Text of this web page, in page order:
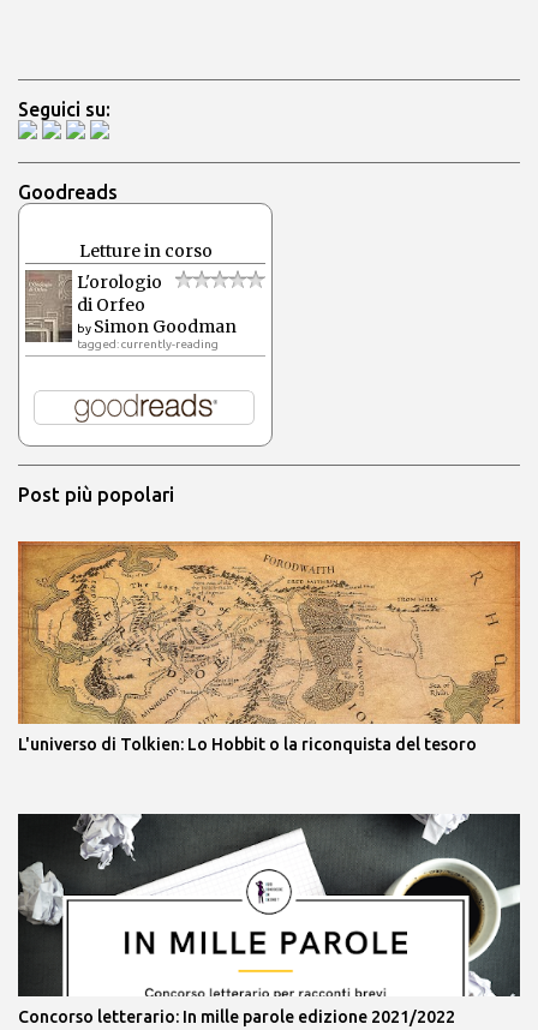
Seguici su:
Goodreads
Letture in corso
L'orologio
di Orfeo
by Simon Goodman
tagged: currently-reading
Post più popolari
L'universo di Tolkien: Lo Hobbit o la riconquista del tesoro
Concorso letterario: In mille parole edizione 2021/2022